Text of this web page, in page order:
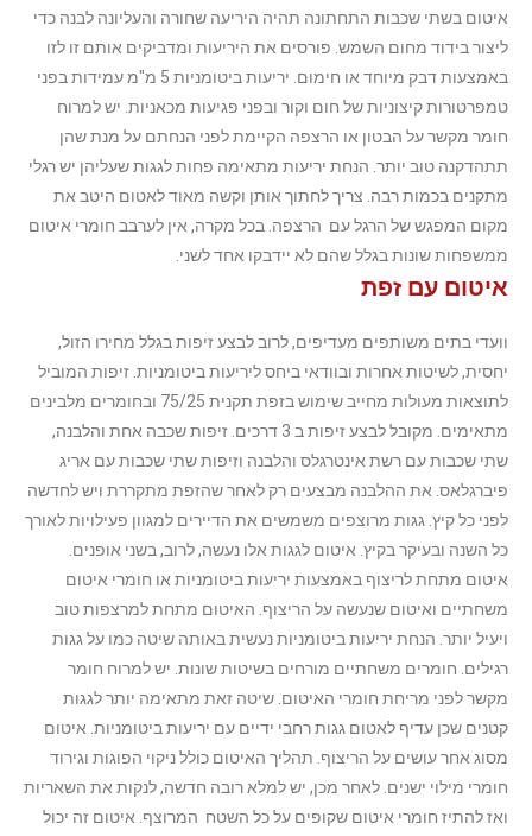
איטום בשתי שכבות התחתונה תהיה היריעה שחורה והעליונה לבנה כדי
ליצור בידוד מחום השמש. פורסים את היריעות ומדביקים אותם זו לזו
באמצעות דבק מיוחד או חימום. יריעות ביטומניות 5 מ"מ עמידות בפני
טמפרטורות קיצוניות של חום וקור ובפני פגיעות מכאניות. יש למרוח
חומר מקשר על הבטון או הרצפה הקיימת לפני הנחתם על מנת שהן
תתהדקנה טוב יותר. הנחת יריעות מתאימה פחות לגגות שעליהן יש רגלי
מתקנים בכמות רבה. צריך לחתוך אותן וקשה מאוד לאטום היטב את
מקום המפגש של הרגל עם הרצפה. בכל מקרה, אין לערבב חומרי איטום
ממשפחות שונות בגלל שהם לא יידבקו אחד לשני.
איטום עם זפת
וועדי בתים משותפים מעדיפים, לרוב לבצע זיפות בגלל מחירו הזול,
יחסית, לשיטות אחרות ובוודאי ביחס ליריעות ביטומניות. זיפות המוביל
לתוצאות מעולות מחייב שימוש בזפת תקנית 75/25 ובחומרים מלבינים
מתאימים. מקובל לבצע זיפות ב 3 דרכים. זיפות שכבה אחת והלבנה,
שתי שכבות עם רשת אינטרגלס והלבנה וזיפות שתי שכבות עם אריג
פיברגלאס. את ההלבנה מבצעים רק לאחר שהזפת מתקררת ויש לחדשה
לפני כל קיץ. גגות מרוצפים משמשים את הדיירים למגוון פעילויות לאורך
כל השנה ובעיקר בקיץ. איטום לגגות אלו נעשה, לרוב, בשני אופנים.
איטום מתחת לריצוף באמצעות יריעות ביטומניות או חומרי איטום
משחתיים ואיטום שנעשה על הריצוף. האיטום מתחת למרצפות טוב
ויעיל יותר. הנחת יריעות ביטומניות נעשית באותה שיטה כמו על גגות
רגילים. חומרים משחתיים מורחים בשיטות שונות. יש למרוח חומר
מקשר לפני מריחת חומרי האיטום. שיטה זאת מתאימה יותר לגגות
קטנים שכן עדיף לאטום גגות רחבי ידיים עם יריעות ביטומניות. איטום
מסוג אחר עושים על הריצוף. תהליך האיטום כולל ניקוי הפוגות וגירוד
חומרי מילוי ישנים. לאחר מכן, יש למלא רובה חדשה, לנקות את השאריות
ואז להתיז חומרי איטום שקופים על כל השטח המרוצף. איטום זה יכול